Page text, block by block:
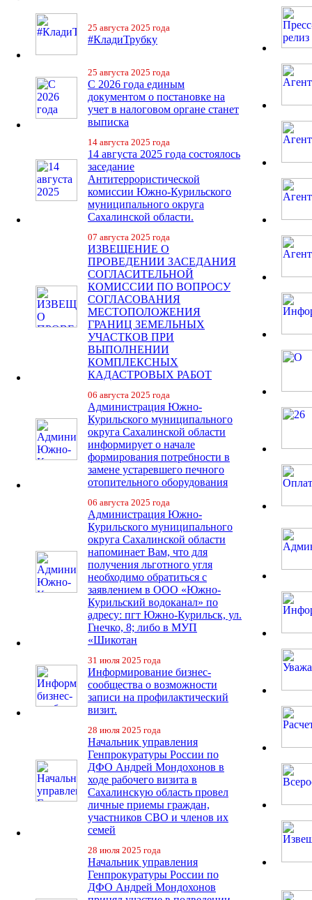
25 августа 2025 года
#КладиТрубку
25 августа 2025 года
С 2026 года единым
документом о постановке на
учет в налоговом органе станет
выписка
14 августа 2025 года
14 августа 2025 года состоялось
заседание
Антитеррористической
комиссии Южно-Курильского
муниципального округа
Сахалинской области.
07 августа 2025 года
ИЗВЕЩЕНИЕ О
ПРОВЕДЕНИИ ЗАСЕДАНИЯ
СОГЛАСИТЕЛЬНОЙ
КОМИССИИ ПО ВОПРОСУ
СОГЛАСОВАНИЯ
МЕСТОПОЛОЖЕНИЯ
ГРАНИЦ ЗЕМЕЛЬНЫХ
УЧАСТКОВ ПРИ
ВЫПОЛНЕНИИ
КОМПЛЕКСНЫХ
КАДАСТРОВЫХ РАБОТ
06 августа 2025 года
Администрация Южно-
Курильского муниципального
округа Сахалинской области
информирует о начале
формирования потребности в
замене устаревшего печного
отопительного оборудования
06 августа 2025 года
Администрация Южно-
Курильского муниципального
округа Сахалинской области
напоминает Вам, что для
получения льготного угля
необходимо обратиться с
заявлением в ООО «Южно-
Курильский водоканал» по
адресу: пгт Южно-Курильск, ул.
Гнечко, 8; либо в МУП
«Шикотан
31 июля 2025 года
Информирование бизнес-
сообщества о возможности
записи на профилактический
визит.
28 июля 2025 года
Начальник управления
Генпрокуратуры России по
ДФО Андрей Мондохонов в
ходе рабочего визита в
Сахалинскую область провел
личные приемы граждан,
участников СВО и членов их
семей
28 июля 2025 года
Начальник управления
Генпрокуратуры России по
ДФО Андрей Мондохонов